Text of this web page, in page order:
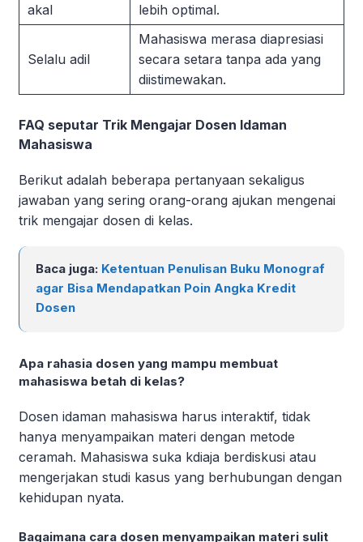
akal
lebih optimal.
Selalu adil
Mahasiswa merasa diapresiasi
secara setara tanpa ada yang
diistimewakan.
FAQ seputar Trik Mengajar Dosen Idaman
Mahasiswa
Berikut adalah beberapa pertanyaan sekaligus
jawaban yang sering orang-orang ajukan mengenai
trik mengajar dosen di kelas.
Baca juga: Ketentuan Penulisan Buku Monograf
agar Bisa Mendapatkan Poin Angka Kredit
Dosen
Apa rahasia dosen yang mampu membuat
mahasiswa betah di kelas?
Dosen idaman mahasiswa harus interaktif, tidak
hanya menyampaikan materi dengan metode
ceramah. Mahasiswa suka kdiaja berdiskusi atau
mengerjakan studi kasus yang berhubungan dengan
kehidupan nyata.
Bagaimana cara dosen menyampaikan materi sulit